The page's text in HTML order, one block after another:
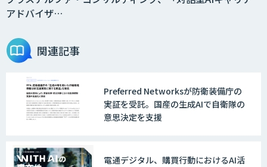
生成AI研修サービス「CCAL研修」
ートキャンプ」
アドバイザ…
関連記事
Preferred Networksが防衛装備庁の
実証を受託。国産の生成AIで自衛隊の
意思決定を支援
電通デジタル、購買行動におけるAI活